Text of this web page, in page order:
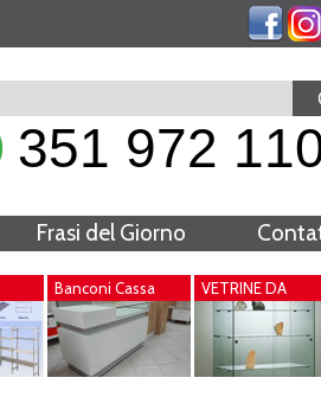
351 972
Frasi del Giorno
Banconi Cassa
VETRINE DA
INTERNO